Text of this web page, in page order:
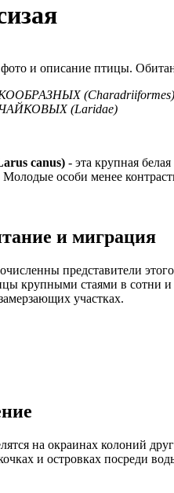
(Charadriiformes)
(Laridae)
canus) - эта крупная
особи менее
и миграция
представители
крупными стаями в сотни и
участках.
на окраинах колоний
и островках посреди